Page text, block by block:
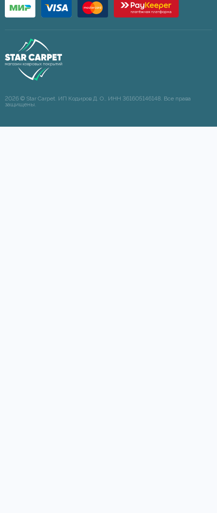
2026 © Star Carpet. ИП Кодиров Д. О., ИНН 361605146148. Все права
защищены.